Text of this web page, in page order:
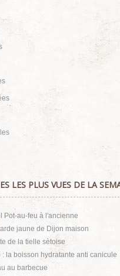
LES PLUS VUES DE LA
Pot-au-feu à l'ancienne
jaune de Dijon maison
de la tielle sètoise
: la boisson hydratante anti canicule
au barbecue